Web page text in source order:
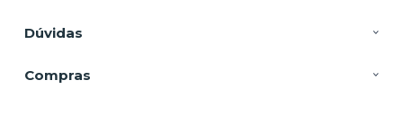
Dúvidas
Compras